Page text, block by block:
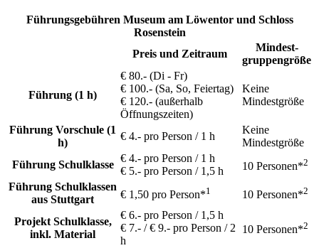
Führungsgebühren Museum am Löwentor und Schloss
Rosenstein
Preis und Zeitraum
Mindest­
gruppen­größe
Führung (1 h)
€ 80.- (Di - Fr)
€ 100.- (Sa, So, Feiertag)
€ 120.- (außerhalb
Öffnungszeiten)
Keine
Mindestgröße
Führung Vorschule (1
h)
€ 4.- pro Person / 1 h
Keine
Mindestgröße
Führung Schulklasse
€ 4.- pro Person / 1 h
€ 5.- pro Person / 1,5 h
10 Personen*2
Führung Schulklassen
aus Stuttgart
€ 1,50 pro Person*1 10 Personen*2
Projekt Schulklasse,
inkl. Material
€ 6.- pro Person / 1,5 h
€ 7.- / € 9.- pro Person / 2
h
10 Personen*2